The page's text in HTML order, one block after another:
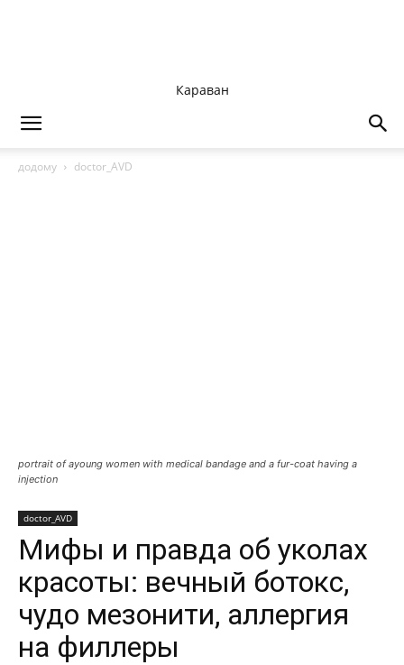
Караван
додому doctor_AVD
portrait of ayoung women with medical bandage and a fur-coat having a
injection
doctor_AVD
Мифы и правда об уколах
красоты: вечный ботокс,
чудо мезонити, аллергия
на филлеры